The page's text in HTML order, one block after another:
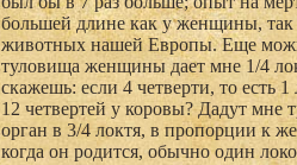
большей длине как у женщины,
животных нашей Европы. Еще
туловища женщины дает мне 1/4
скажешь: если 4 четверти, то есть
12 четвертей у коровы? Дадут
орган в 3/4 локтя, в пропорции к
когда он родится, обычно один